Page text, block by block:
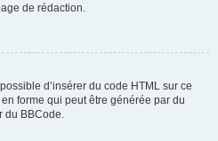
de rédaction.
d’insérer du code HTML sur ce
forme qui peut être générée par du
du BBCode.